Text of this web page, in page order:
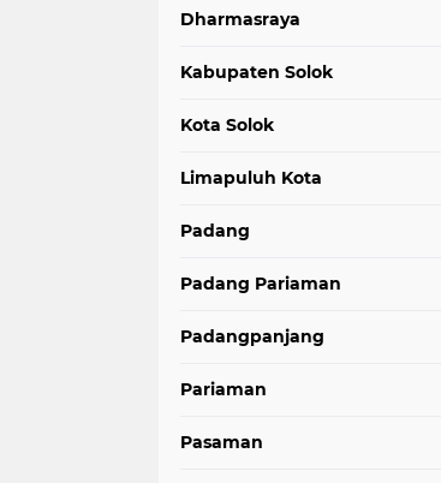
Dharmasraya
Kabupaten Solok
Kota Solok
Limapuluh Kota
Padang
Padang Pariaman
Padangpanjang
Pariaman
Pasaman